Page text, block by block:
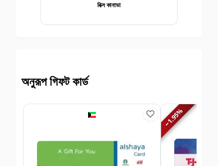
নিক্স কানাডা
অনুরূপ গিফট কার্ড
−
1.95
%